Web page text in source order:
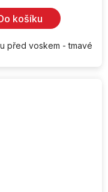
košíku
před voskem - tmavé